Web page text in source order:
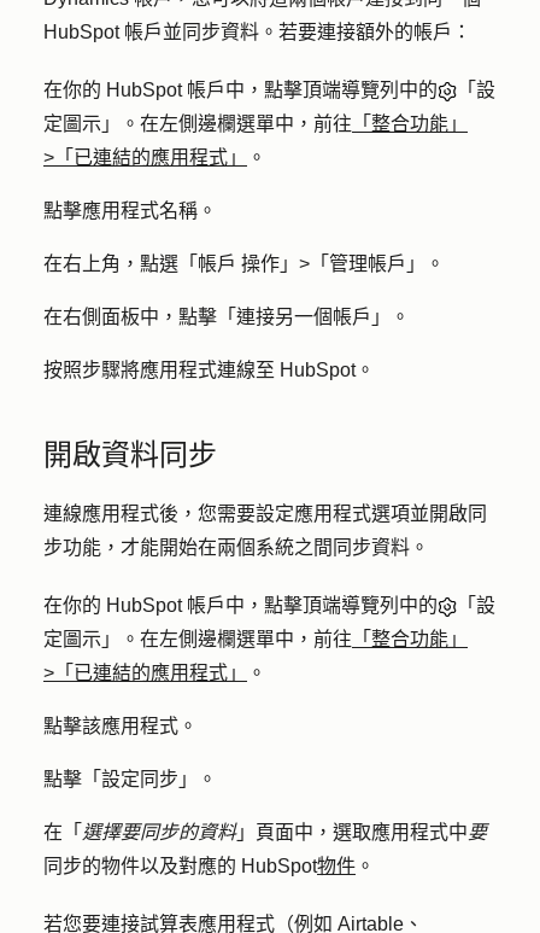
HubSpot 帳戶並同步資料。若要連接額外的帳戶：
在你的 HubSpot 帳戶中，點擊頂端導覽列中的
「設
定圖示」。在左側邊欄選單中，前往 「整合功能」
>「已連結的應用程式」
。
點擊應用程式名稱。
在右上角，點選「 帳戶 操作」> 「 管理帳戶 」。
在右側面板中，點擊「 連接另一個帳戶 」。
按照步驟將應用程式連線至 HubSpot。
開啟資料同步
連線應用程式後，您需要設定應用程式選項並開啟同
步功能，才能開始在兩個系統之間同步資料。
在你的 HubSpot 帳戶中，點擊頂端導覽列中的
「設
定圖示」。在左側邊欄選單中，前往 「整合功能」
>「已連結的應用程式」
。
點擊該應用程式 。
點擊「 設定同步 」。
在「 選擇要同步的資料」頁面中，選取應用程式中要
同步的物件以及對應的 HubSpot物件 。
若您要連接試算表應用程式（例如 Airtable、